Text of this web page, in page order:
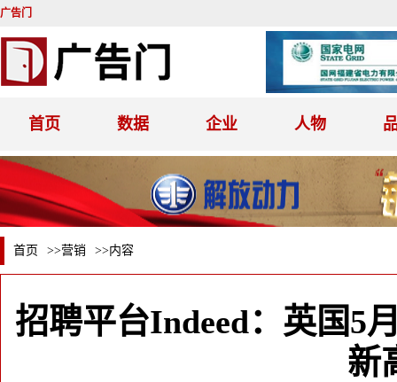
广告门
首页 数据 企业 人物
首页 >>营销 >>内容
招聘平台Indeed：英国5
新